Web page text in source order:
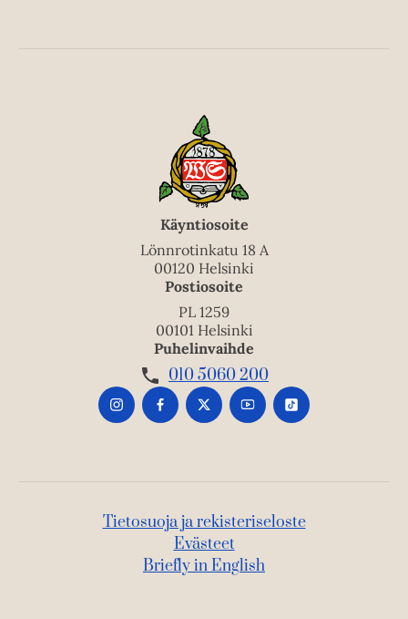
Käyntiosoite
Lönnrotinkatu 18 A
00120 Helsinki
Postiosoite
PL 1259
00101 Helsinki
Puhelinvaihde
010 5060 200
Tietosuoja ja rekisteriseloste
Evästeet
Briefly in English